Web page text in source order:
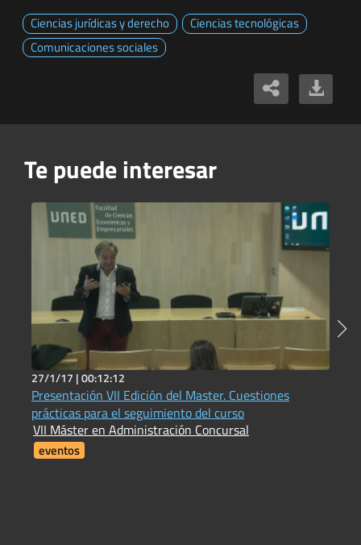
Ciencias jurídicas y derecho
Ciencias tecnológicas
Comunicaciones sociales
Te puede interesar
27/1/17 |00:12:12
Presentación VII Edición del Master. Cuestiones
prácticas para el seguimiento del curso
VII Máster en Administración Concursal
eventos